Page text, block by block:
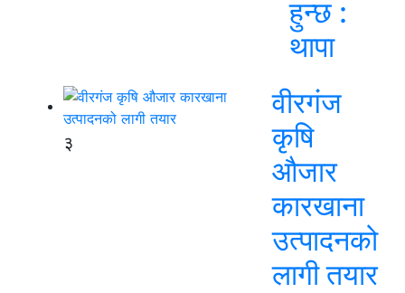
हुन्छ :
थापा
३
वीरगंज
कृषि
औजार
कारखाना
उत्पादनको
लागी तयार